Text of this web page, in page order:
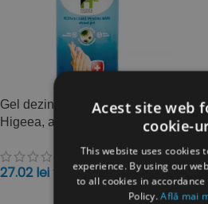
Gel dezinfectant pentru maini
Higeea, alcool 70%, 500 ml
27.02lei TVA inclus
Acest site web
cookie-
This website uses cookies
experience. By using our
to all cookies in
Policy.Află mai